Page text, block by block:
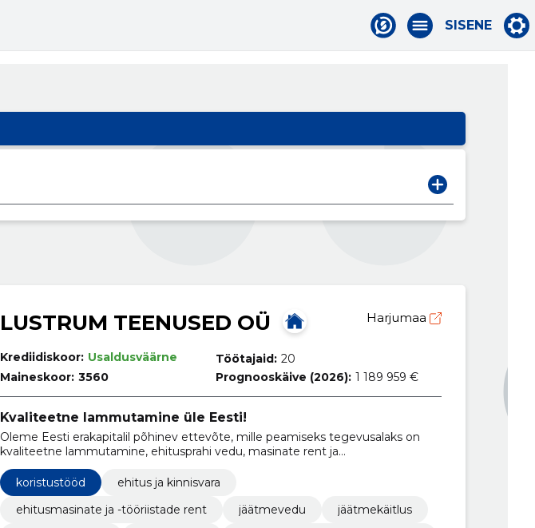
SISENE
LUSTRUM TEENUSED OÜ Harjumaa
Krediidiskoor: Usaldusväärne
Maineskoor: 3560
Töötajaid: 20
Prognooskäive (2026): 1 189 959 €
Kvaliteetne lammutamine üle Eesti!
Oleme Eesti erakapitalil põhinev ettevõte, mille peamiseks tegevusalaks on
kvaliteetne lammutamine, ehitusprahi vedu, masinate rent ja
maastikukujundus.
koristustööd
ehitus ja kinnisvara
ehitusmasinate ja -tööriistade rent
jäätmevedu
jäätmekäitlus